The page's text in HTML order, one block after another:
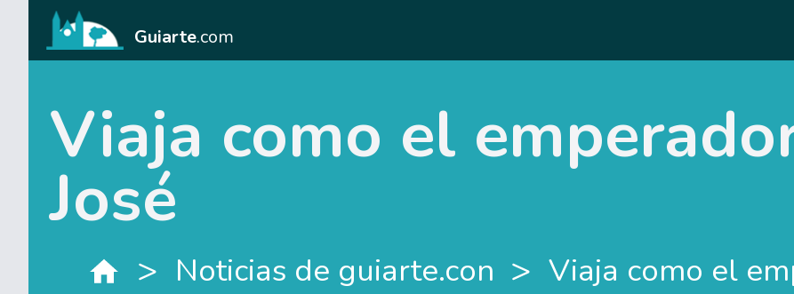
Guiarte.com
Viaja como el
José
> Noticias de guiarte.con > Viaja como el